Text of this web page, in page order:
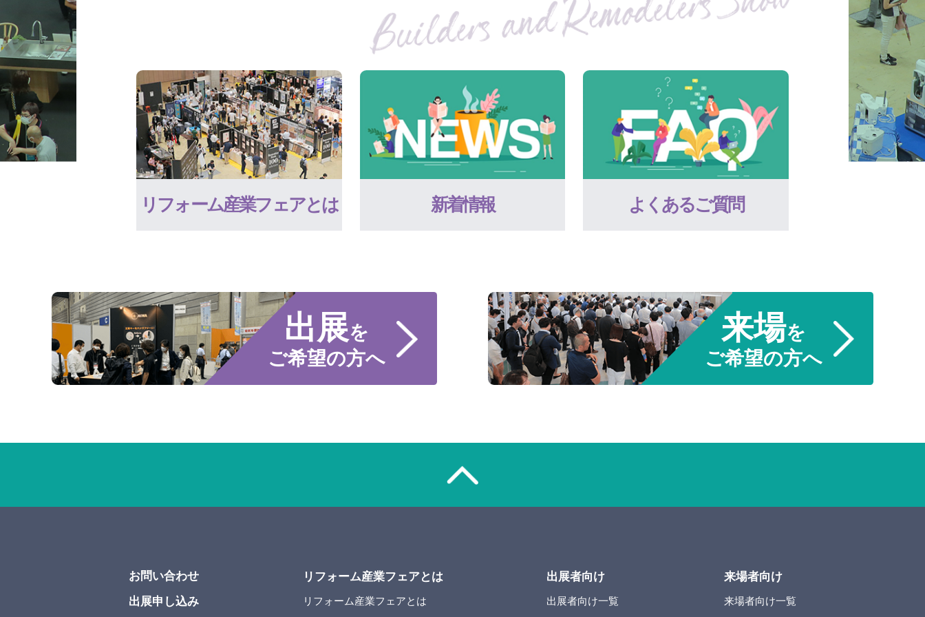
リフォーム産業フェアとは 新着情報 よくあるご質問
出展を
ご希望の方へ
来場を
ご希望の方へ
お問い合わせ
出展申し込み
リフォーム産業フェアとは
リフォーム産業フェアとは
出展者向け
出展者向け一覧
来場者向け
来場者向け一覧